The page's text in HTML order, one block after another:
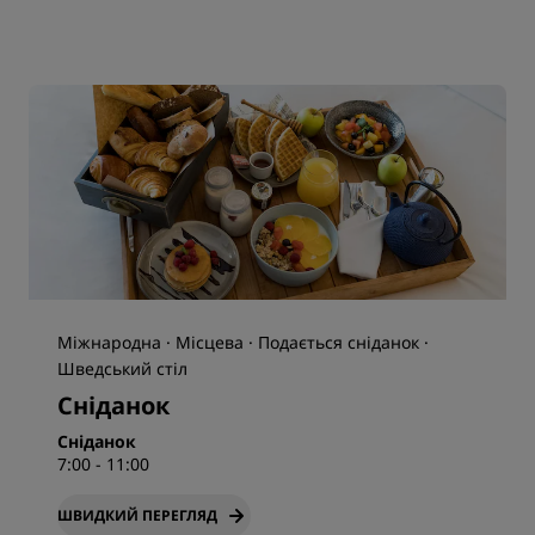
Міжнародна · Місцева · Подається сніданок ·
Шведський стіл
Сніданок
Сніданок
7:00 - 11:00
ШВИДКИЙ ПЕРЕГЛЯД